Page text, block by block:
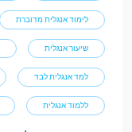
לימוד אנגלית מדוברת
שיעור אנגלית
למד אנגלית לבד
ללמוד אנגלית